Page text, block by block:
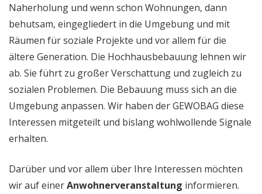
Naherholung und wenn schon Wohnungen, dann
behutsam, eingegliedert in die Umgebung und mit
Räumen für soziale Projekte und vor allem für die
ältere Generation. Die Hochhausbebauung lehnen wir
ab. Sie führt zu großer Verschattung und zugleich zu
sozialen Problemen. Die Bebauung muss sich an die
Umgebung anpassen. Wir haben der GEWOBAG diese
Interessen mitgeteilt und bislang wohlwollende Signale
erhalten.
Darüber und vor allem über Ihre Interessen möchten
wir auf einerAnwohnerveranstaltung informieren.